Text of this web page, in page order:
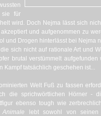
sie für
wird. Doch Nejma lässt sich
und aufgenommen zu
und Drogen hinterlässt bei Nejma
sich nicht auf rationale Art und
brutal verstümmelt
Kampf tatsächlich geschehen ist...
Welt Fuß zu fassen
die sprichwörtlichen Hörner -
ebenso tough wie
Animale
lebt sowohl von